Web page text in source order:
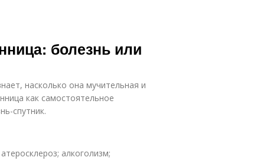
болезнь или
насколько она мучительная и
как самостоятельное
спутник.
алкоголизм;